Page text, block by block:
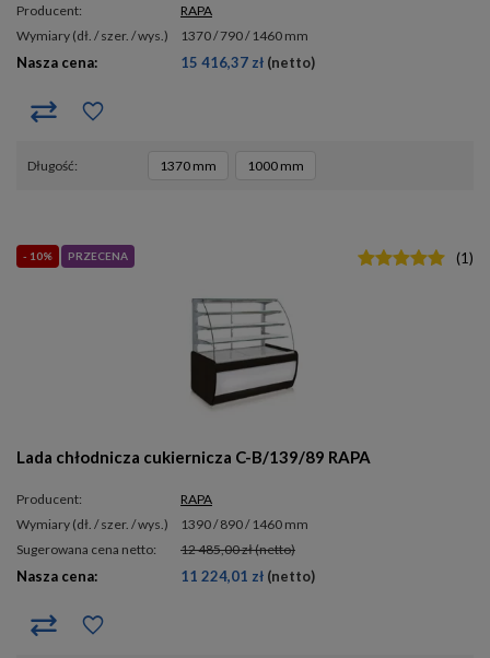
Producent:
RAPA
wymiary (dł. / szer. / wys.)
1370 / 790 / 1460 mm
Nasza cena: 15 416,37 zł (netto)
długość 1370 mm 1000 mm
- 10% PRZECENA
Lada chłodnicza cukiernicza C-B/139/89 RAPA
Producent:
RAPA
wymiary (dł. / szer. / wys.)
1390 / 890 / 1460 mm
Sugerowana cena netto:
12 485,00 zł(netto)
Nasza cena: 11 224,01 zł (netto)
(1)